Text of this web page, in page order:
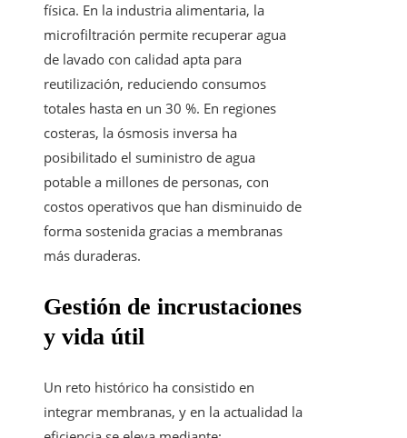
física. En la industria alimentaria, la
microfiltración permite recuperar agua
de lavado con calidad apta para
reutilización, reduciendo consumos
totales hasta en un 30 %. En regiones
costeras, la ósmosis inversa ha
posibilitado el suministro de agua
potable a millones de personas, con
costos operativos que han disminuido de
forma sostenida gracias a membranas
más duraderas.
Gestión de incrustaciones
y vida útil
Un reto histórico ha consistido en
integrar membranas, y en la actualidad la